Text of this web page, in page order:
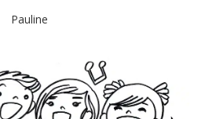
Pauline